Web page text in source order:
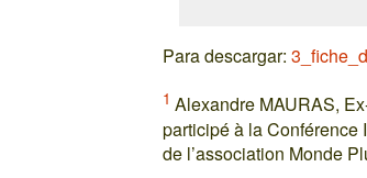
Para descargar:
1 Alexandre MAURAS,
participé à la Conférence
de l’association Monde